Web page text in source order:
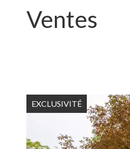
Ventes
EXCLUSIVITÉ